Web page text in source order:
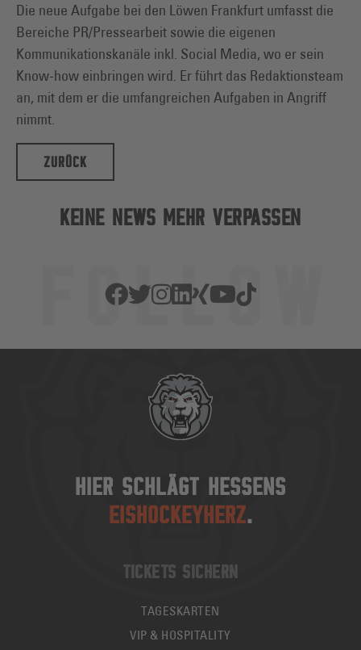
Die neue Aufgabe bei den Löwen Frankfurt umfasst die
Bereiche PR/Pressearbeit sowie die eigenen
Kommunikationskanäle inkl. Social Media, wo er sein
Know-how einbringen wird. Er führt das Redaktionsteam
an, mit dem er die umfangreichen Aufgaben in Angriff
nimmt.
ZURÜCK
KEINE NEWS MEHR VERPASSEN
HIER SCHLÄGT HESSENS
EISHOCKEYHERZ.
TICKETS SICHERN
TAGESKARTEN
VIP & HOSPITALITY